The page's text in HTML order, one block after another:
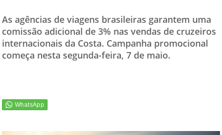
As agências de viagens brasileiras garantem uma
comissão adicional de 3% nas vendas de cruzeiros
internacionais da Costa. Campanha promocional
começa nesta segunda-feira, 7 de maio.